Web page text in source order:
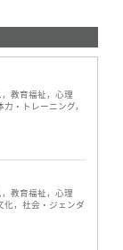
教育福祉，心理
・トレーニング，
教育福祉，心理
，社会・ジェンダ